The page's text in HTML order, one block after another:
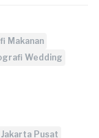
Makanan
Wedding
Jakarta Pusat